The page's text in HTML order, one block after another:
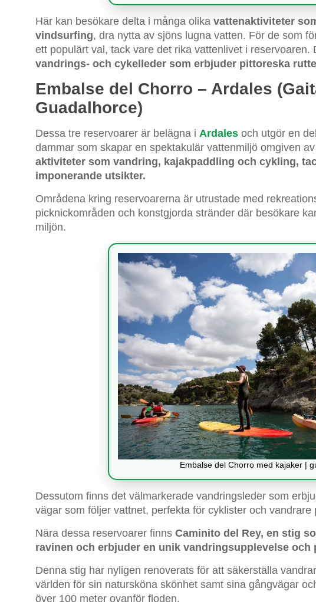
Här kan besökare delta i många olika vattenaktiviteter
vindsurfing, dra nytta av sjöns lugna vatten. För de som
ett populärt val, tack vare det rika vattenlivet i reservoaren.
vandrings- och cykelleder som erbjuder pittoreska
Embalse del Chorro – Ardales
Guadalhorce)
Dessa tre reservoarer är belägna i Ardales och utgör en
dammar som skapar en spektakulär vattenmiljö omgiven
aktiviteter som vandring, kajakpaddling och cykling,
imponerande utsikter.
Områdena kring reservoarerna är utrustade med
picknickområden och konstgjorda stränder där besökare
miljön.
Embalse del Chorro med kajaker |
Dessutom finns det välmarkerade vandringsleder som
vägar som följer vattnet, perfekta för cyklister och vandrare
Nära dessa reservoarer finns Caminito del Rey, en stig
ravinen och erbjuder en unik vandringsupplevelse och
Denna stig har nyligen renoverats för att säkerställa
världen för sin natursköna skönhet samt sina gångvägar
över 100 meter ovanför floden.